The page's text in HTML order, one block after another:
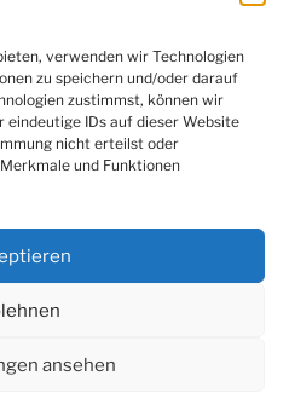
verwenden wir Technologien
zu speichern und/oder darauf
zustimmst, können wir
IDs auf dieser Website
nicht erteilst oder
und Funktionen
ansehen
LinkedIn
YouTube
Metropole Ruhr